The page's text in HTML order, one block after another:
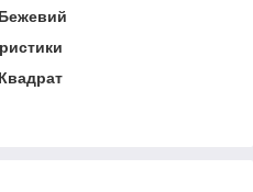
Бежевий
Квадрат